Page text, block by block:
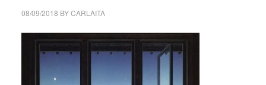
08/09/2018 BYCARLAITA